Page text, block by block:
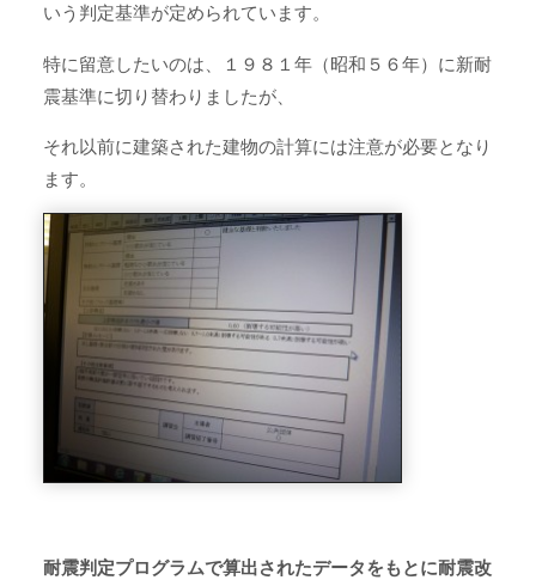
いう判定基準が定められています。
特に留意したいのは、１９８１年（昭和５６年）に新耐
震基準に切り替わりましたが、
それ以前に建築された建物の計算には注意が必要となり
ます。
耐震判定プログラムで算出されたデータをもとに耐震改